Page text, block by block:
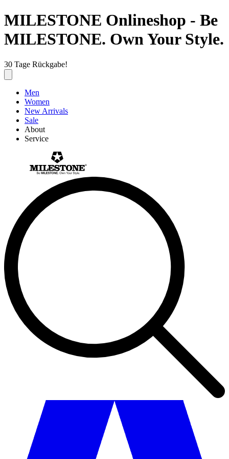
MILESTONE Onlineshop - Be
MILESTONE. Own Your Style.
30 Tage Rückgabe!
Men
Women
New Arrivals
Sale
About
Service